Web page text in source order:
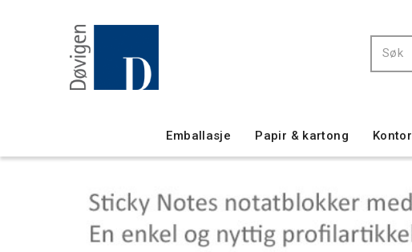
Emballasje Papir & kartong Kontor